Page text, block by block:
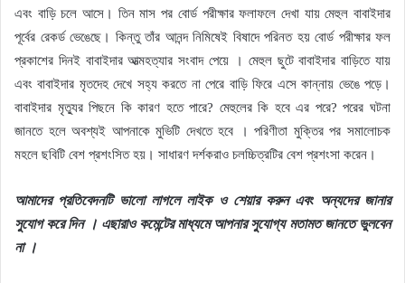
এবং বাড়ি চলে আসে। তিন মাস পর বোর্ড পরীক্ষার ফলাফলে দেখা যায় মেহুল বাবাইদার
পূর্বের রেকর্ড ভেঙেছে। কিন্তু তাঁর আনন্দ নিমিষেই বিষাদে পরিনত হয় বোর্ড পরীক্ষার ফল
প্রকাশের দিনই বাবাইদার আত্মহত্যার সংবাদ পেয়ে । মেহুল ছুটে বাবাইদার বাড়িতে যায়
এবং বাবাইদার মৃতদেহ দেখে সহ্য করতে না পেরে বাড়ি ফিরে এসে কান্নায় ভেঙে পড়ে।
বাবাইদার মৃত্যুর পিছনে কি কারণ হতে পারে? মেহুলের কি হবে এর পরে? পরের ঘটনা
জানতে হলে অবশ্যই আপনাকে মুভিটি দেখতে হবে । পরিণীতা মুক্তির পর সমালোচক
মহলে ছবিটি বেশ প্রশংসিত হয়। সাধারণ দর্শকরাও চলচ্চিত্রটির বেশ প্রশংসা করেন।
আমাদের প্রতিবেদনটি ভালো লাগলে লাইক ও শেয়ার করুন এবং অন্যদের জানার
সুযোগ করে দিন । এছারাও কমেন্টের মাধ্যমে আপনার সুযোগ্য মতামত জানতে ভুলবেন
না ।